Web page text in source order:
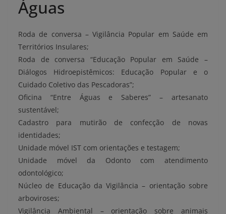
Águas
Roda de conversa – Vigilância Popular em Saúde em
Territórios Insulares;
Roda de conversa “Educação Popular em Saúde –
Diálogos Hidroepistêmicos: Educação Popular e o
Cuidado Coletivo das Pescadoras”;
Oficina “Entre Águas e Saberes” – artesanato
sustentável;
Cadastro para mutirão de confecção de novas
identidades;
Unidade móvel IST com orientações e testagem;
Unidade móvel da Odonto com atendimento
odontológico;
Núcleo de Educação da Vigilância – orientação sobre
arboviroses;
Vigilância Ambiental – orientação sobre animais